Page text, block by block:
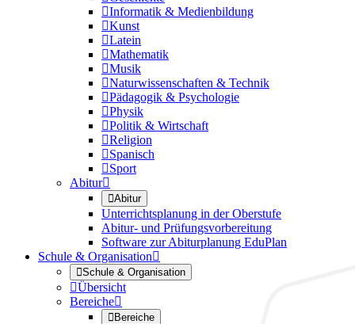
Informatik & Medienbildung
Kunst
Latein
Mathematik
Musik
Naturwissenschaften & Technik
Pädagogik & Psychologie
Physik
Politik & Wirtschaft
Religion
Spanisch
Sport
Abitur
Abitur
Unterrichtsplanung in der Oberstufe
Abitur- und Prüfungsvorbereitung
Software zur Abiturplanung EduPlan
Schule & Organisation
Schule & Organisation
Übersicht
Bereiche
Bereiche